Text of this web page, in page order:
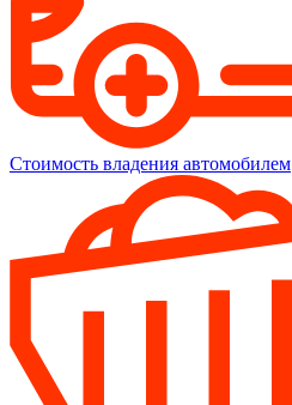
Стоимость владения автомобилем